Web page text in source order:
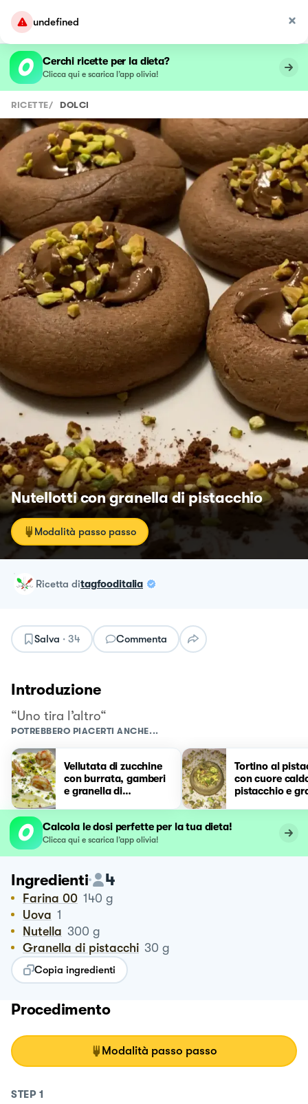
undefined
Cerchi ricette per la dieta?
Clicca qui e scarica l’app olivia!
RICETTE/ DOLCI
Nutellotti con granella di pistacchio
Modalità passo passo
ricetta ditagfooditalia
Salva · 34 Commenta
Introduzione
“Uno tira l’altro“
POTREBBERO PIACERTI ANCHE...
Vellutata di zucchine
con burrata, gamberi
e granella di
Tortino al
con cuore
pistacchio e
Calcola le dosi perfette per la tua dieta!
Clicca qui e scarica l’app olivia!
Ingredienti 4
Farina 00 140 g
Uova 1
Nutella 300 g
Granella di pistacchi 30 g
Copia ingredienti
Procedimento
Modalità passo passo
STEP 1